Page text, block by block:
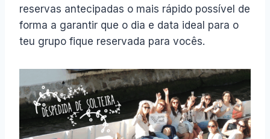
reservas antecipadas o mais rápido possível de
forma a garantir que o dia e data ideal para o
teu grupo fique reservada para vocês.